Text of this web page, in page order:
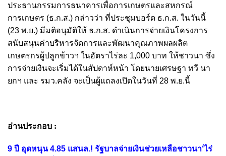
ประธานกรรมการธนาคารเพื่อการเกษตรและสหกรณ์
การเกษตร (ธ.ก.ส.) กล่าวว่า ที่ประชุมบอร์ด ธ.ก.ส. ในวันนี้
(23 พ.ย.) มีมติอนุมัติให้ ธ.ก.ส. ดำเนินการจ่ายเงินโครงการ
สนับสนุนค่าบริหารจัดการและพัฒนาคุณภาพผลผลิต
เกษตรกรผู้ปลูกข้าวฯ ในอัตราไร่ละ 1,000 บาท ให้ชาวนา ซึ่ง
การจ่ายเงินจะเริ่มได้ในสัปดาห์หน้า โดยนายเศรษฐา ทวี นา
ยกฯ และ รมว.คลัง จะเป็นผู้แถลงเปิดในวันที่ 28 พ.ย.นี้
อ่านประกอบ :
9 ปี อุดหนุน 4.85 แสนล.! รัฐบาลจ่ายเงินช่วยเหลือชาวนา‘ไร่